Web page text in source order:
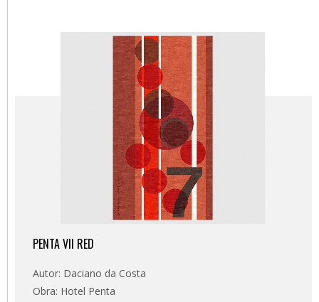
PENTA VII RED
Autor: Daciano da Costa
Obra: Hotel Penta